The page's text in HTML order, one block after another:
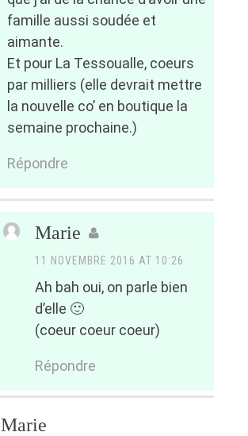
famille aussi soudée et
aimante.
Et pour La Tessoualle, coeurs
par milliers (elle devrait mettre
la nouvelle co’ en boutique la
semaine prochaine.)
Répondre
Marie
11 NOVEMBRE 2016 AT 10:26
Ah bah oui, on parle bien
d’elle 🙂
(coeur coeur coeur)
Répondre
Marie